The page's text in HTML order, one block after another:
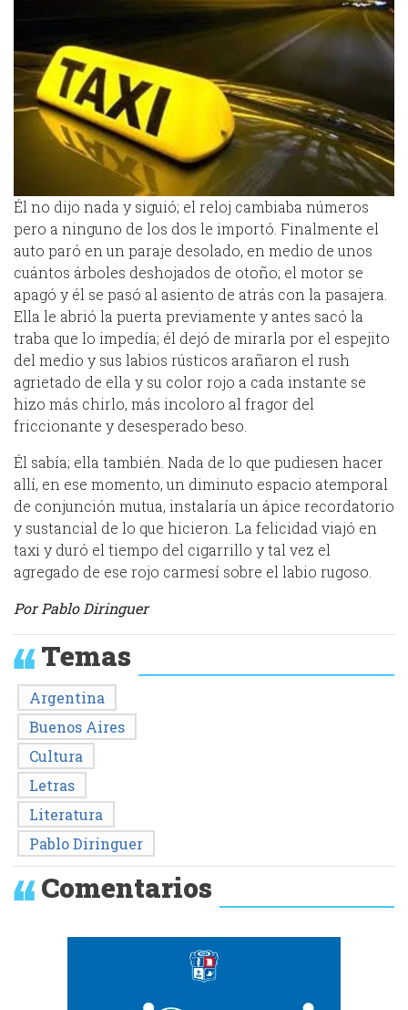
Él no dijo nada y siguió; el reloj cambiaba números
pero a ninguno de los dos le importó. Finalmente el
auto paró en un paraje desolado, en medio de unos
cuántos árboles deshojados de otoño; el motor se
apagó y él se pasó al asiento de atrás con la pasajera.
Ella le abrió la puerta previamente y antes sacó la
traba que lo impedía; él dejó de mirarla por el espejito
del medio y sus labios rústicos arañaron el rush
agrietado de ella y su color rojo a cada instante se
hizo más chirlo, más incoloro al fragor del
friccionante y desesperado beso.
Él sabía; ella también. Nada de lo que pudiesen hacer
allí, en ese momento, un diminuto espacio atemporal
de conjunción mutua, instalaría un ápice recordatorio
y sustancial de lo que hicieron. La felicidad viajó en
taxi y duró el tiempo del cigarrillo y tal vez el
agregado de ese rojo carmesí sobre el labio rugoso.
Por Pablo Diringuer
Temas
Argentina
Buenos Aires
Cultura
Letras
Literatura
Pablo Diringuer
Comentarios